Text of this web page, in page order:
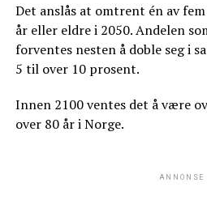
Det anslås at omtrent én av
år eller eldre i 2050. Andelen
forventes nesten å doble seg i
5 til over 10 prosent.
Innen 2100 ventes det å være
over 80 år i Norge.
ANNONSE